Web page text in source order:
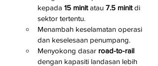
kepada 15 minit atau 7.5 minit di
sektor tertentu.
Menambah keselamatan operasi
dan keselesaan penumpang.
Menyokong dasar road-to-rail
dengan kapasiti landasan lebih